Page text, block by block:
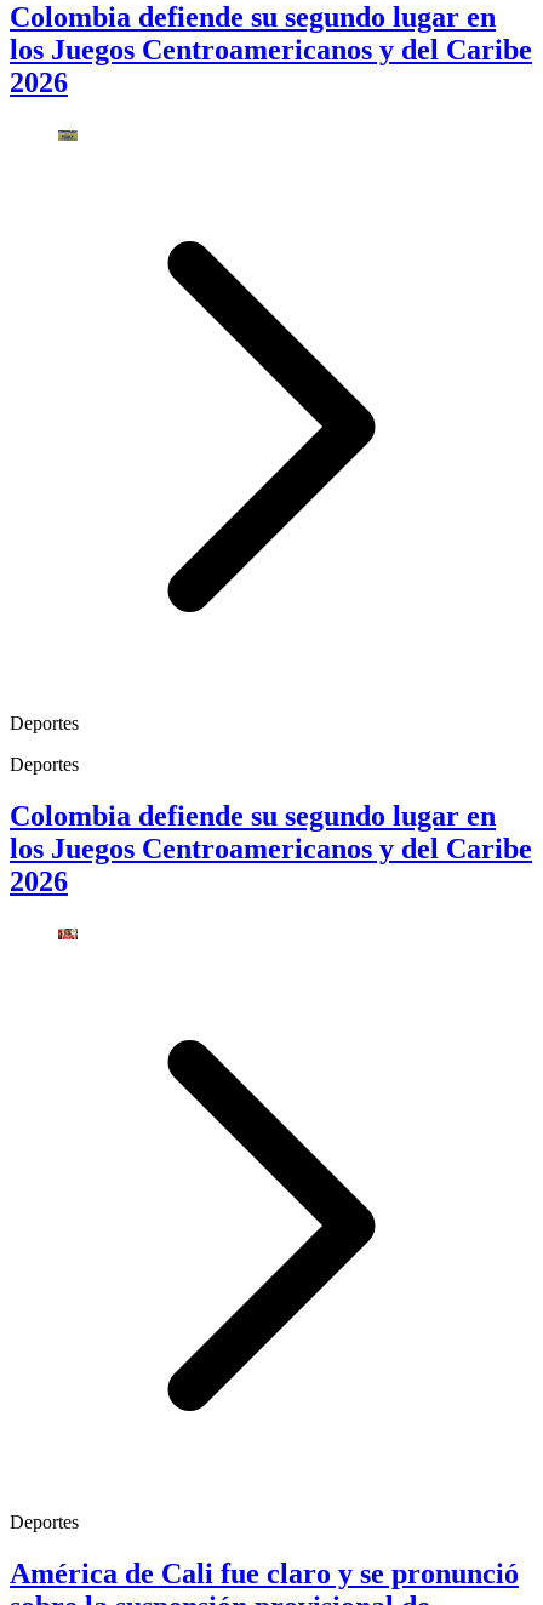
Colombia defiende su segundo lugar en
los Juegos Centroamericanos y del Caribe
2026
Deportes
Deportes
Colombia defiende su segundo lugar en
los Juegos Centroamericanos y del Caribe
2026
Deportes
América de Cali fue claro y se pronunció